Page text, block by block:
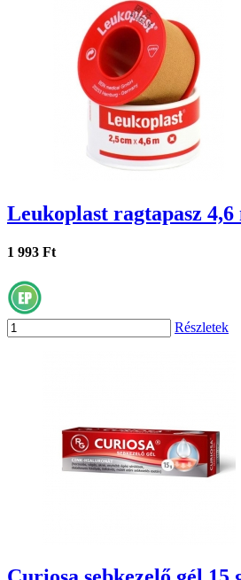
Leukoplast ragtapasz 4,6
1 993 Ft
Részletek